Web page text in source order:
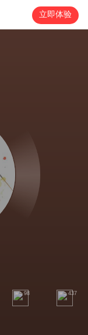
立即体验
98 437